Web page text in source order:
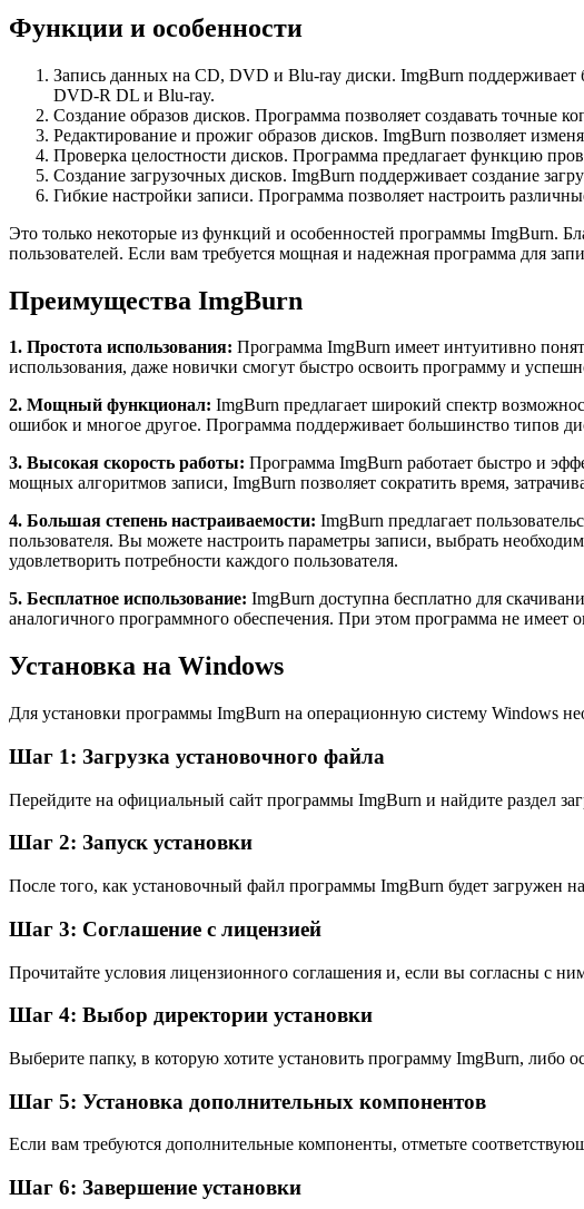
Функции и особенности
Запись данных на CD, DVD и Blu-ray диски. ImgBurn
DVD-R DL и Blu-ray.
Создание образов дисков. Программа позволяет создавать точные
Редактирование и прожиг образов дисков. ImgBurn позволяет
Проверка целостности дисков. Программа предлагает функцию
Создание загрузочных дисков. ImgBurn поддерживает создание
Гибкие настройки записи. Программа позволяет настроить
Это только некоторые из функций и особенностей программы ImgBurn.
пользователей. Если вам требуется мощная и надежная программа для
Преимущества ImgBurn
1. Простота использования: Программа ImgBurn имеет интуитивно
использования, даже новички смогут быстро освоить программу и
2. Мощный функционал: ImgBurn предлагает широкий спектр
ошибок и многое другое. Программа поддерживает большинство типов
3. Высокая скорость работы: Программа ImgBurn работает быстро и
мощных алгоритмов записи, ImgBurn позволяет сократить время,
4. Большая степень настраиваемости: ImgBurn предлагает
пользователя. Вы можете настроить параметры записи, выбрать
удовлетворить потребности каждого пользователя.
5. Бесплатное использование: ImgBurn доступна бесплатно для
аналогичного программного обеспечения. При этом программа не имеет
Установка на Windows
Для установки программы ImgBurn на операционную систему Windows
Шаг 1: Загрузка установочного файла
Перейдите на официальный сайт программы ImgBurn и найдите раздел
Шаг 2: Запуск установки
После того, как установочный файл программы ImgBurn будет загружен
Шаг 3: Соглашение с лицензией
Прочитайте условия лицензионного соглашения и, если вы согласны с
Шаг 4: Выбор директории установки
Выберите папку, в которую хотите установить программу ImgBurn, либо
Шаг 5: Установка дополнительных компонентов
Если вам требуются дополнительные компоненты, отметьте
Шаг 6: Завершение установки